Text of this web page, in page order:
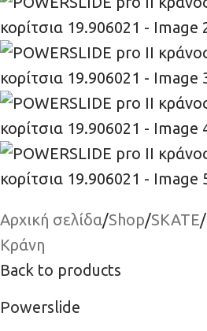
Αρχική σελίδα/Shop/SKATE/
Κράνη
Back to products
Powerslide